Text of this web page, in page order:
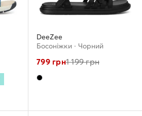
DeeZee
Босоніжки · Чорний
799грн1 199грн